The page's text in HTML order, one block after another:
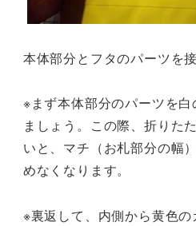
本体部分とフタのパーツを
※まず本体部分のパーツを
ましょう。この際、折りた
いと、マチ（お札部分の幅
めなくなります。
※裏返して、内側から黄色の